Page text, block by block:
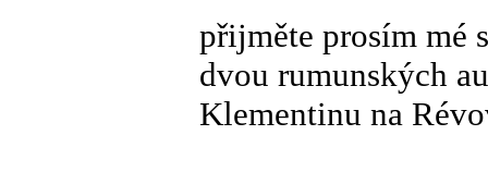
přijměte prosím mé
dvou rumunských
Klementinu na